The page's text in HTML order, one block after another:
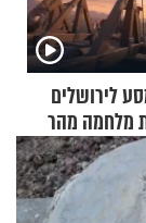
לירושלים
מלחמה מהר